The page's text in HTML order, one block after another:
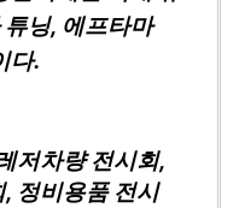
닝, 에프타마
다.
저차량 전시회,
정비용품 전시